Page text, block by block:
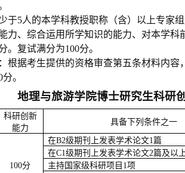
于5人的本学科教授职称（含）以上专家
力、综合运用所学知识的能力、对本学
。复试满分为100分。
根据考生提供的资格审查第五条材料内
。
地理与旅游学院博士研究生科研
科研创新
能力
具备下列条件之一
100分
在B2级期刊上发表学术论文1篇
在C1级期刊上发表学术论文2篇及以
主持国家级科研项目 1项